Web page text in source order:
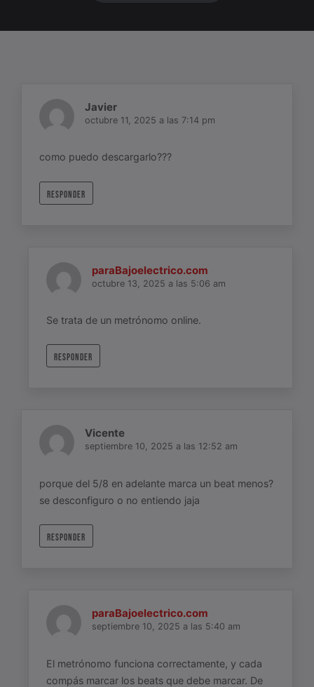
Javier
octubre 11, 2025 a las 7:14 pm
como puedo descargarlo???
RESPONDER
paraBajoelectrico.com
octubre 13, 2025 a las 5:06 am
Se trata de un metrónomo online.
RESPONDER
Vicente
septiembre 10, 2025 a las 12:52 am
porque del 5/8 en adelante marca un beat menos?
se desconfiguro o no entiendo jaja
RESPONDER
paraBajoelectrico.com
septiembre 10, 2025 a las 5:40 am
El metrónomo funciona correctamente, y cada
compás marcar los beats que debe marcar. De